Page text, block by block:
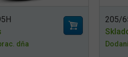
dňa
205/